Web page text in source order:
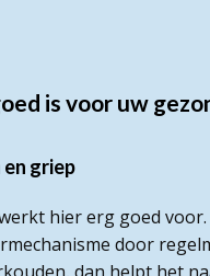
is voor uw
griep
hier erg goed
door